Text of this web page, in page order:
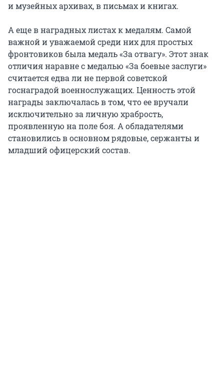
и музейных архивах, в письмах и книгах.
А еще в наградных листах к медалям. Самой
важной и уважаемой среди них для простых
фронтовиков была медаль «За отвагу». Этот знак
отличия наравне с медалью «За боевые заслуги»
считается едва ли не первой советской
госнаградой военнослужащих. Ценность этой
награды заключалась в том, что ее вручали
исключительно за личную храбрость,
проявленную на поле боя. А обладателями
становились в основном рядовые, сержанты и
младший офицерский состав.